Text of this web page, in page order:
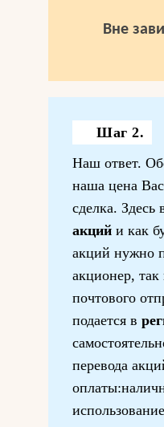
Вне
Шаг 2.
Наш ответ.
наша цена
сделка.
акций и как
акций нужно
акционер,
почтового
подается в
перевода